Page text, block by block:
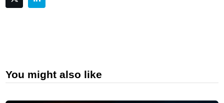
You might also like